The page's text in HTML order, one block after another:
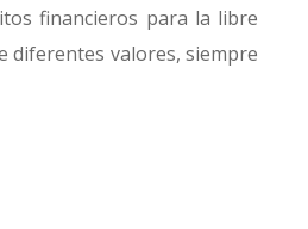
financieros para la libre
diferentes valores, siempre